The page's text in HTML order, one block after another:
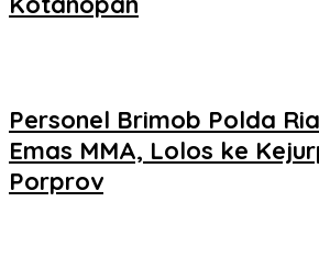
Personel Brimob Polda
Emas MMA, Lolos ke
Porprov